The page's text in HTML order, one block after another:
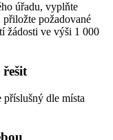
úřadu, vyplňte
přiložte požadované
žádosti ve výši 1 000
dle místa